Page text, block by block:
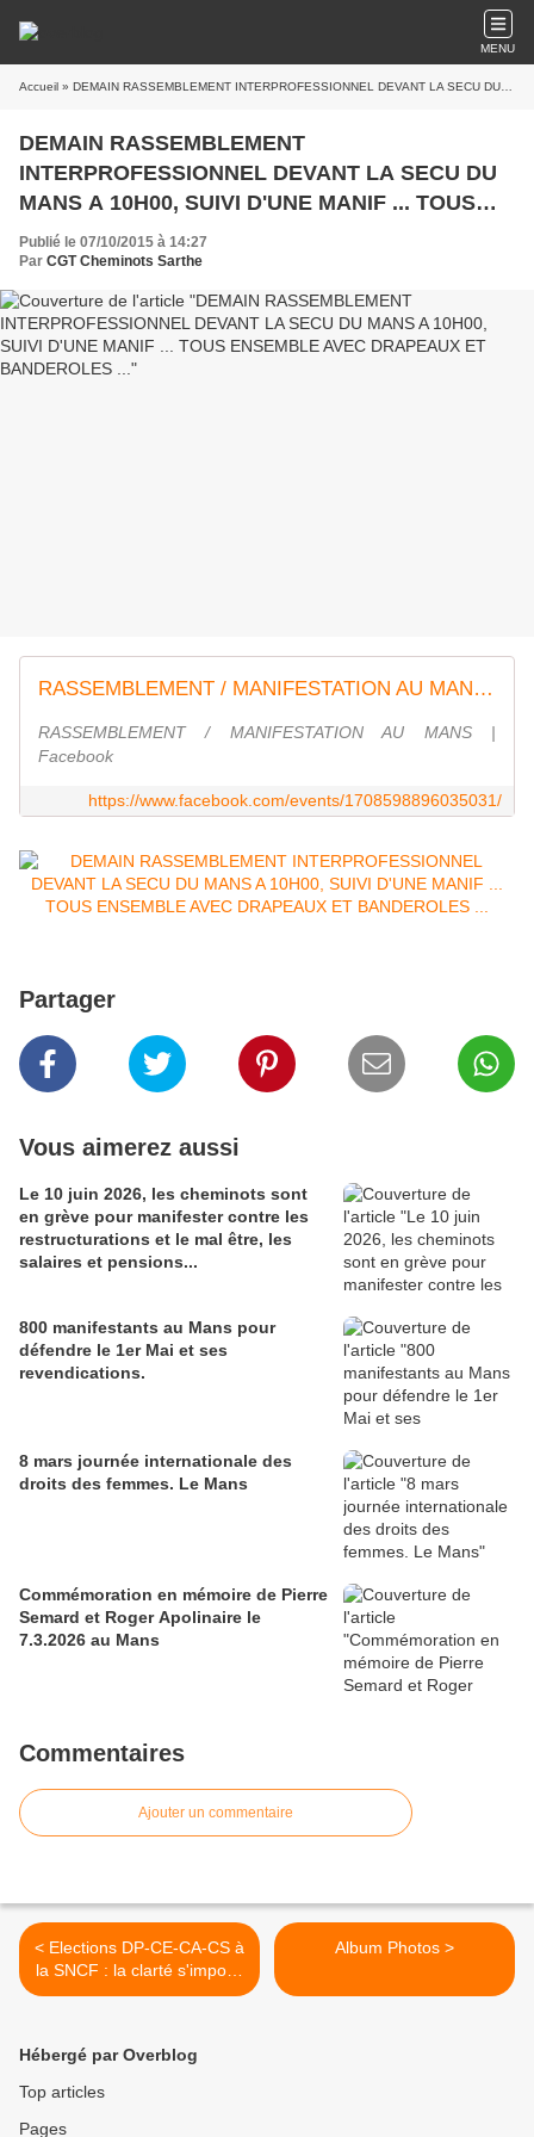
MENU
Accueil » DEMAIN RASSEMBLEMENT INTERPROFESSIONNEL DEVANT LA SECU DU MANS A 10H00, SUIVI D'UNE MANIF ... TOUS ENSEMBLE AVEC DRAPEAUX ET BANDEROLES ...
DEMAIN RASSEMBLEMENT
INTERPROFESSIONNEL DEVANT LA SECU DU
MANS A 10H00, SUIVI D'UNE MANIF ... TOUS
ENSEMBLE AVEC DRAPEAUX ET
BANDEROLES ...
Publié le 07/10/2015 à 14:27
Par CGT Cheminots Sarthe
RASSEMBLEMENT / MANIFESTATION AU MANS | Facebook
RASSEMBLEMENT / MANIFESTATION AU MANS |
Facebook
https://www.facebook.com/events/1708598896035031/
Partager
Vous aimerez aussi
Le 10 juin 2026, les cheminots sont
en grève pour manifester contre les
restructurations et le mal être, les
salaires et pensions...
800 manifestants au Mans pour
défendre le 1er Mai et ses
revendications.
8 mars journée internationale des
droits des femmes. Le Mans
Commémoration en mémoire de Pierre
Semard et Roger Apolinaire le
7.3.2026 au Mans
Commentaires
Ajouter un commentaire
< Elections DP-CE-CA-CS à
la SNCF : la clarté s'impose
!
Album Photos >
Hébergé par Overblog
Top articles
Pages